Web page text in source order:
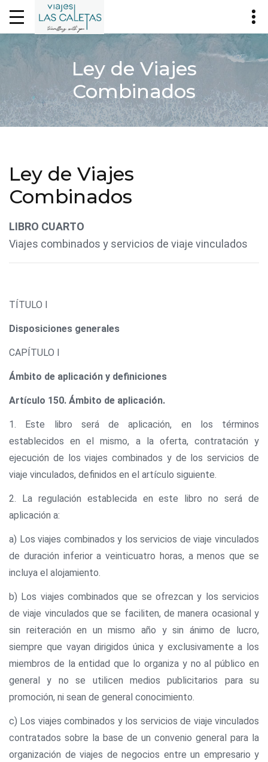
Ley de Viajes
Combinados
Ley de Viajes
Combinados
LIBRO CUARTO
Viajes combinados y servicios de viaje vinculados
TÍTULO I
Disposiciones generales
CAPÍTULO I
Ámbito de aplicación y definiciones
Artículo 150. Ámbito de aplicación.
1. Este libro será de aplicación, en los términos
establecidos en el mismo, a la oferta, contratación y
ejecución de los viajes combinados y de los servicios de
viaje vinculados, definidos en el artículo siguiente.
2. La regulación establecida en este libro no será de
aplicación a:
a) Los viajes combinados y los servicios de viaje vinculados
de duración inferior a veinticuatro horas, a menos que se
incluya el alojamiento.
b) Los viajes combinados que se ofrezcan y los servicios
de viaje vinculados que se faciliten, de manera ocasional y
sin reiteración en un mismo año y sin ánimo de lucro,
siempre que vayan dirigidos única y exclusivamente a los
miembros de la entidad que lo organiza y no al público en
general y no se utilicen medios publicitarios para su
promoción, ni sean de general conocimiento.
c) Los viajes combinados y los servicios de viaje vinculados
contratados sobre la base de un convenio general para la
organización de viajes de negocios entre un empresario y